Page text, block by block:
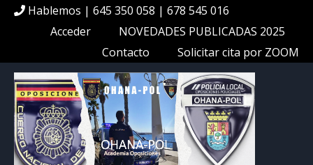
Hablemos | 645 350 058 | 678 545 016
Acceder
NOVEDADES PUBLICADAS 2025
Contacto
Solicitar cita por ZOOM